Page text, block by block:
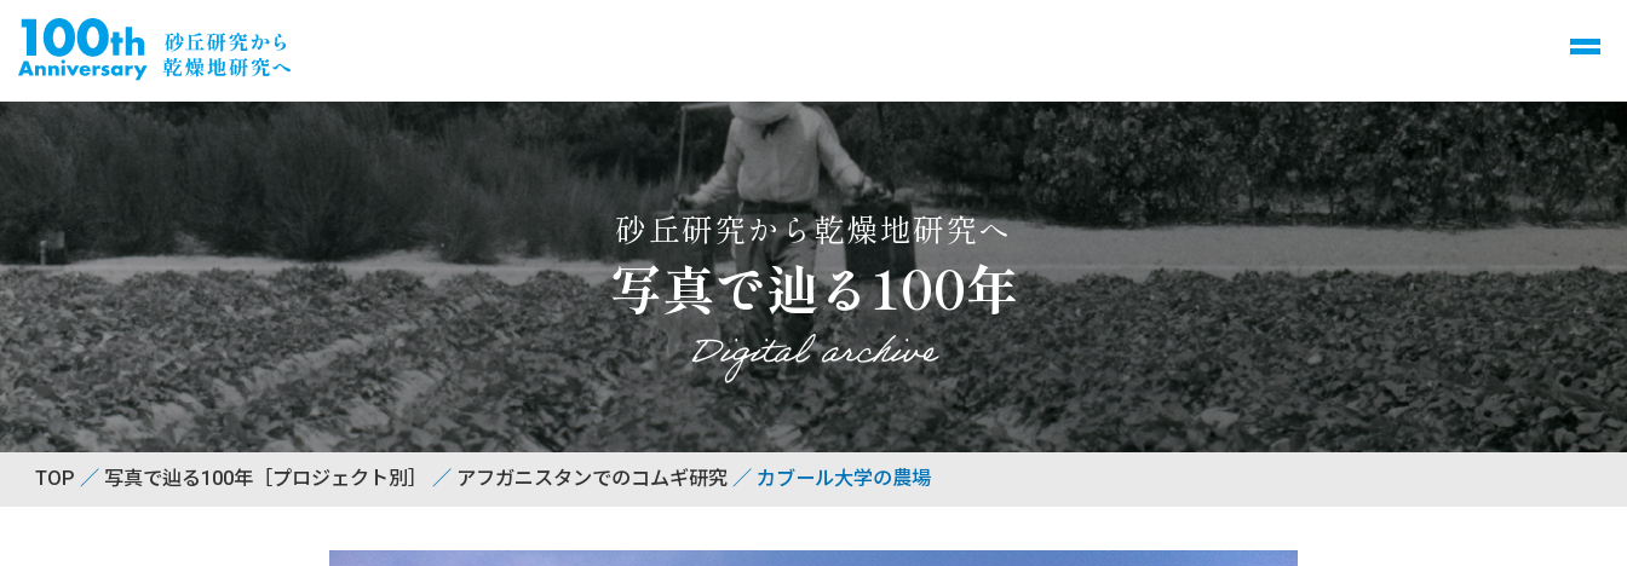
砂丘研究から乾燥地研究へ
写真で辿る100年
Digital archive
TOP 写真で辿る100年［プロジェクト別］ アフガニスタンでのコムギ研究 カブール大学の農場